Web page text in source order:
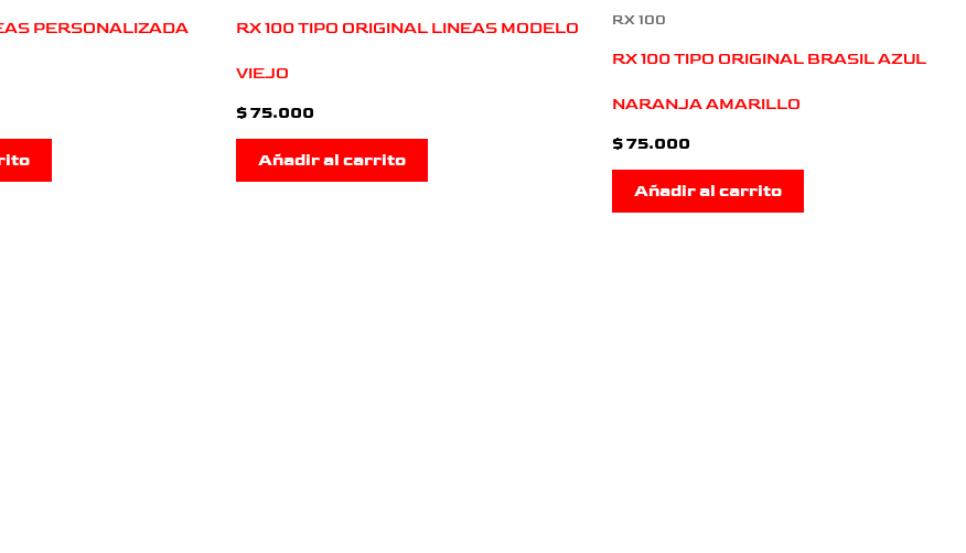
PERSONALIZADA RX 100 TIPO ORIGINAL LINEAS MODELO
VIEJO
$75.000
Añadir al carrito
RX 100
RX 100 TIPO ORIGINAL BRASIL AZUL
NARANJA AMARILLO
$75.000
Añadir al carrito